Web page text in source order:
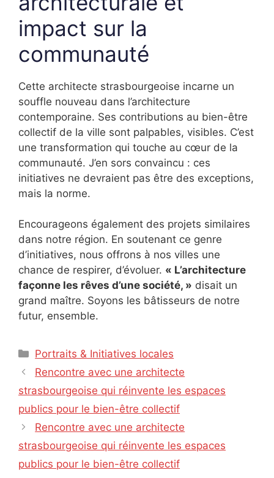
impact sur la
communauté
Cette architecte strasbourgeoise incarne un
souffle nouveau dans l’architecture
contemporaine. Ses contributions au bien-être
collectif de la ville sont palpables, visibles. C’est
une transformation qui touche au cœur de la
communauté. J’en sors convaincu : ces
initiatives ne devraient pas être des exceptions,
mais la norme.
Encourageons également des projets similaires
dans notre région. En soutenant ce genre
d’initiatives, nous offrons à nos villes une
chance de respirer, d’évoluer. « L’architecture
façonne les rêves d’une société, » disait un
grand maître. Soyons les bâtisseurs de notre
futur, ensemble.
Catégories
Portraits & Initiatives locales
Rencontre avec une architecte
strasbourgeoise qui réinvente les espaces
publics pour le bien-être collectif
Rencontre avec une architecte
strasbourgeoise qui réinvente les espaces
publics pour le bien-être collectif